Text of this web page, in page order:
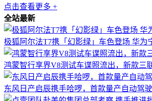
点击查看更多 +
全站最新
极狐阿尔法T7携「幻影绿」车色登场 华为
鸿蒙智行享界V8测试车谍照流出，新款三
东风日产启辰携手哈啰，首款量产自动驾